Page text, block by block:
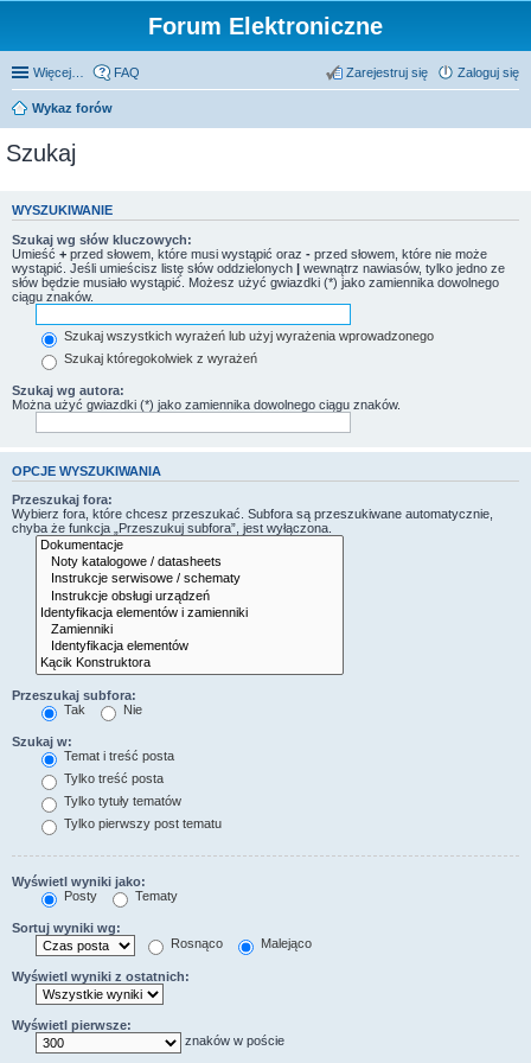
Forum Elektroniczne
Więcej… FAQ Zaloguj się
Zarejestruj się
Wykaz forów
Szukaj
WYSZUKIWANIE
Szukaj wg słów kluczowych:
Umieść + przed słowem, które musi wystąpić oraz - przed słowem, które nie może
wystąpić. Jeśli umieścisz listę słów oddzielonych | wewnątrz nawiasów, tylko jedno ze
słów będzie musiało wystąpić. Możesz użyć gwiazdki (*) jako zamiennika dowolnego
ciągu znaków.
Szukaj wszystkich wyrażeń lub użyj wyrażenia wprowadzonego
Szukaj któregokolwiek z wyrażeń
Szukaj wg autora:
Można użyć gwiazdki (*) jako zamiennika dowolnego ciągu znaków.
OPCJE WYSZUKIWANIA
Przeszukaj fora:
Wybierz fora, które chcesz przeszukać. Subfora są przeszukiwane automatycznie,
chyba że funkcja „Przeszukuj subfora”, jest wyłączona.
Przeszukaj subfora:
Tak
Nie
Szukaj w:
Temat i treść posta
Tylko treść posta
Tylko tytuły tematów
Tylko pierwszy post tematu
Wyświetl wyniki jako:
Posty
Tematy
Sortuj wyniki wg:
Rosnąco
Malejąco
Wyświetl wyniki z ostatnich:
Wyświetl pierwsze:
znaków w poście